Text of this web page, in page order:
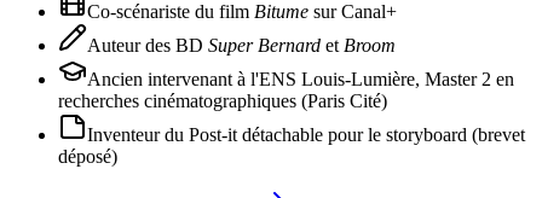
Co-scénariste du film Bitume sur Canal+
Auteur des BD Super Bernard et Broom
Ancien intervenant à l'ENS Louis-Lumière, Master 2 en
recherches cinématographiques (Paris Cité)
Inventeur du Post-it détachable pour le storyboard (brevet
déposé)